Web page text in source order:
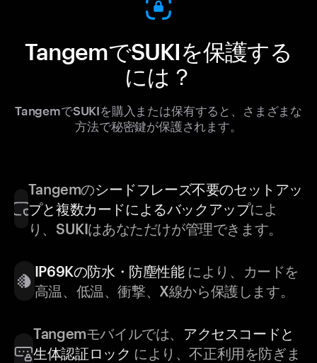
TangemでSUKIを保護する
には？
TangemでSUKIを購入または保有すると、さまざまな
方法で秘密鍵が保護されます。
Tangemのシードフレーズ不要のセットアッ
プと複数カードによるバックアップによ
り、SUKIはあなただけが管理できます。
IP69Kの防水・防塵性能により、カードを
高温、低温、衝撃、X線から保護します。
Tangemモバイルでは、 アクセスコードと
生体認証ロック により、不正利用を防ぎま